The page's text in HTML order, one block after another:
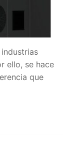
ello, se hace
que